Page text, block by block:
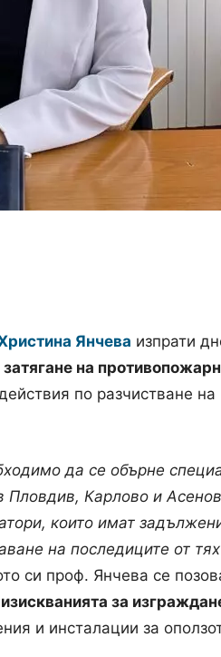
Янчева изпрати
затягане на
по разчистване на
да се обърне
Пловдив, Карлово и
които имат
на последиците от
си проф. Янчева се
изискванията за
и инсталации за